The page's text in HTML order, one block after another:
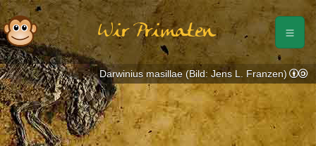
Wir Primaten
Darwinius masillae (Bild: Jens L. Franzen)